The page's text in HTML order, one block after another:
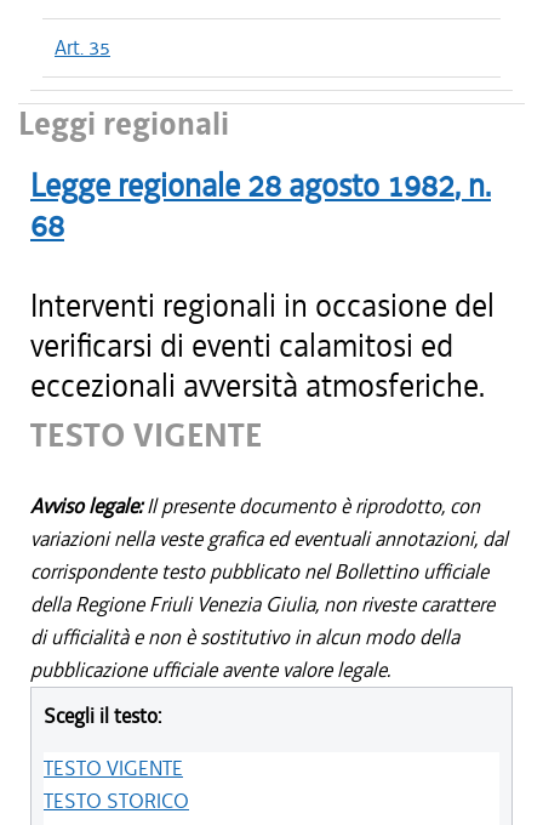
Art. 35
Leggi regionali
Legge regionale 28 agosto 1982, n.
68
Interventi regionali in occasione del
verificarsi di eventi calamitosi ed
eccezionali avversità atmosferiche.
TESTO VIGENTE
Avviso legale:Il presente documento è riprodotto, con
variazioni nella veste grafica ed eventuali annotazioni, dal
corrispondente testo pubblicato nel Bollettino ufficiale
della Regione Friuli Venezia Giulia, non riveste carattere
di ufficialità e non è sostitutivo in alcun modo della
pubblicazione ufficiale avente valore legale.
Scegli il testo:
TESTO VIGENTE
TESTO STORICO